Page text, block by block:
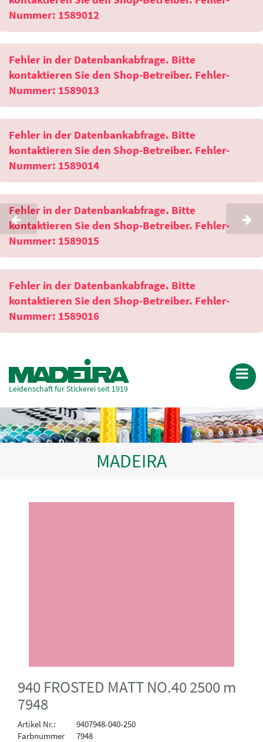
Nummer: 1589012
Fehler in der Datenbankabfrage. Bitte
kontaktieren Sie den Shop-Betreiber. Fehler-
Nummer: 1589013
Fehler in der Datenbankabfrage. Bitte
kontaktieren Sie den Shop-Betreiber. Fehler-
Nummer: 1589014
Fehler in der Datenbankabfrage. Bitte
kontaktieren Sie den Shop-Betreiber. Fehler-
Nummer: 1589015
Fehler in der Datenbankabfrage. Bitte
kontaktieren Sie den Shop-Betreiber. Fehler-
Nummer: 1589016
Leidenschaft für Stickerei seit 1919
MADEIRA
940 FROSTED MATT NO.40 2500 m
7948
Artikel Nr.:
9407948-040-250
Farbnummer
7948